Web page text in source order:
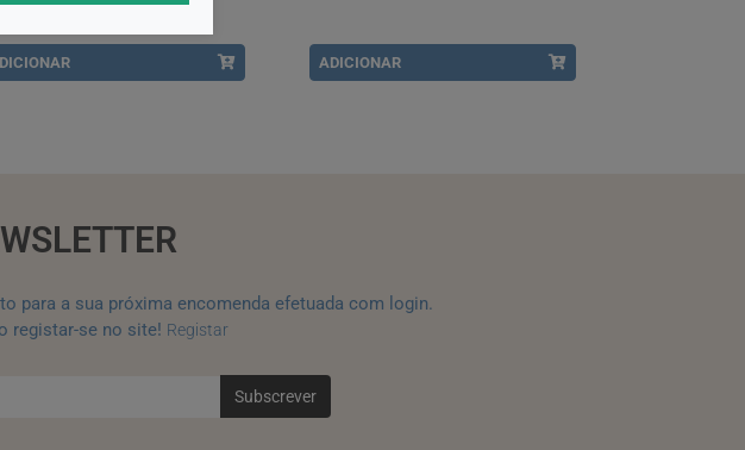
ADICIONAR
para a sua próxima encomenda efetuada com login.
registar-se no site! Registar
Subscrever